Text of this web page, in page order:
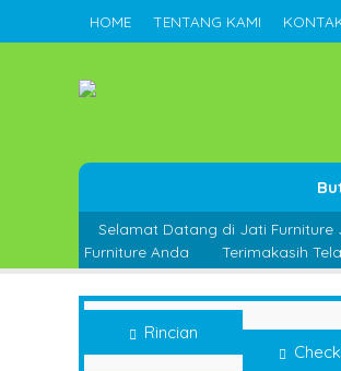
HOME TENTANG KAMI
Selamat Datang di Jati Furniture
Furniture Anda
Terimakasih
Rincian